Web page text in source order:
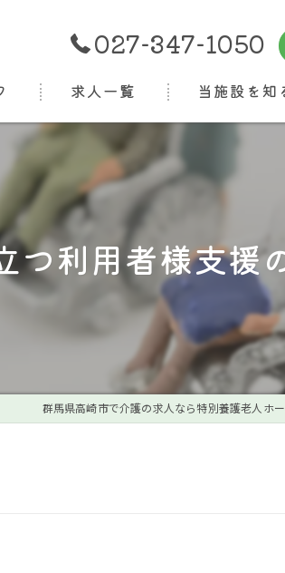
027-347-1050
求人一覧 当施設を知
看護師
つ利用者様支援
群馬県高崎市で介護の求人なら特別養護老人ホ